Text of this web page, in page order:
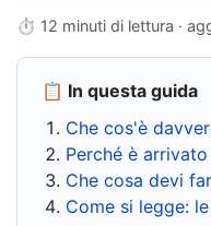
⏱ 12 minuti di lettura ·
📋 In questa guida
Che cos'è
Perché è
Che cosa devi
Come si legge: